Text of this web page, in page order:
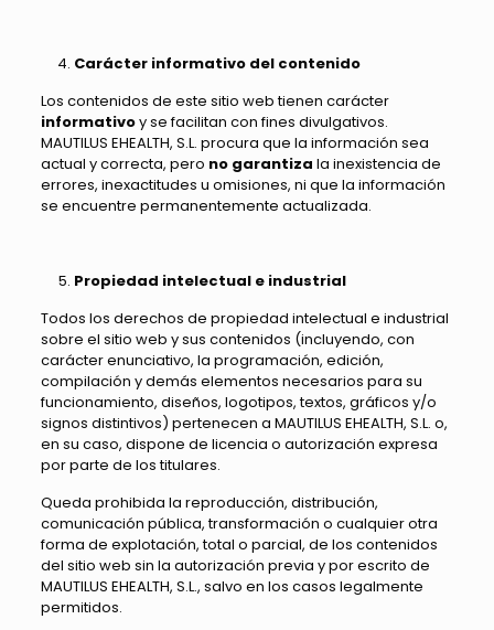
Carácter informativo del contenido
Los contenidos de este sitio web tienen carácter
informativoy se facilitan con fines divulgativos.
MAUTILUS EHEALTH, S.L. procura que la información sea
actual y correcta, pero no garantiza la inexistencia de
errores, inexactitudes u omisiones, ni que la información
se encuentre permanentemente actualizada.
Propiedad intelectual e industrial
Todos los derechos de propiedad intelectual e industrial
sobre el sitio web y sus contenidos (incluyendo, con
carácter enunciativo, la programación, edición,
compilación y demás elementos necesarios para su
funcionamiento, diseños, logotipos, textos, gráficos y/o
signos distintivos) pertenecen a MAUTILUS EHEALTH, S.L. o,
en su caso, dispone de licencia o autorización expresa
por parte de los titulares.
Queda prohibida la reproducción, distribución,
comunicación pública, transformación o cualquier otra
forma de explotación, total o parcial, de los contenidos
del sitio web sin la autorización previa y por escrito de
MAUTILUS EHEALTH, S.L., salvo en los casos legalmente
permitidos.